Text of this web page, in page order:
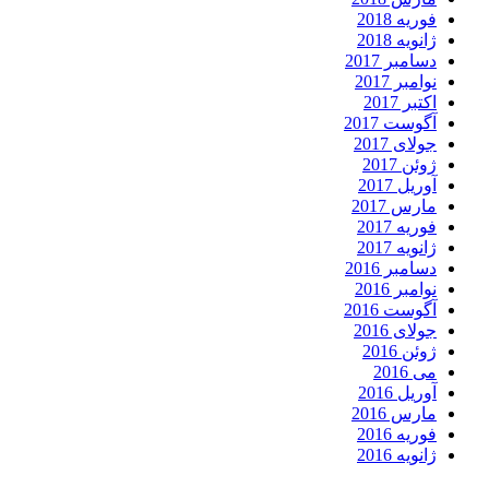
فوریه 2018
ژانویه 2018
دسامبر 2017
نوامبر 2017
اکتبر 2017
آگوست 2017
جولای 2017
ژوئن 2017
آوریل 2017
مارس 2017
فوریه 2017
ژانویه 2017
دسامبر 2016
نوامبر 2016
آگوست 2016
جولای 2016
ژوئن 2016
می 2016
آوریل 2016
مارس 2016
فوریه 2016
ژانویه 2016